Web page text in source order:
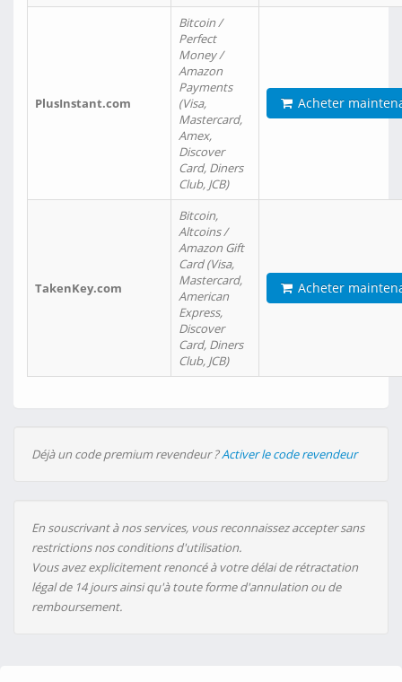
PlusInstant.com
Bitcoin /
Perfect
Money /
Amazon
Payments
(Visa,
Mastercard,
Amex,
Discover
Card, Diners
Club, JCB)
Acheter
TakenKey.com
Bitcoin,
Altcoins /
Amazon Gift
Card (Visa,
Mastercard,
American
Express,
Discover
Card, Diners
Club, JCB)
Acheter
Déjà un code premium revendeur ?Activer le code revendeur
En souscrivant à nos services, vous reconnaissez accepter sans
restrictions nos conditions d'utilisation.
Vous avez explicitement renoncé à votre délai de rétractation
légal de 14 jours ainsi qu'à toute forme d'annulation ou de
remboursement.